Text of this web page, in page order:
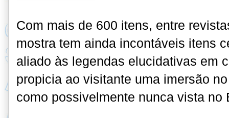
Com mais de 600 itens, entre
mostra tem ainda incontáveis itens
aliado às legendas elucidativas em
propicia ao visitante uma imersão
como possivelmente nunca vista no